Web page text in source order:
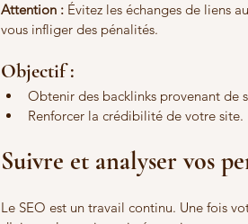
Attention : Évitez les échanges de liens
vous infliger des pénalités.
Objectif :
Obtenir des backlinks provenant de
Renforcer la crédibilité de votre site.
Suivre et analyser vos
Le SEO est un travail continu. Une fois